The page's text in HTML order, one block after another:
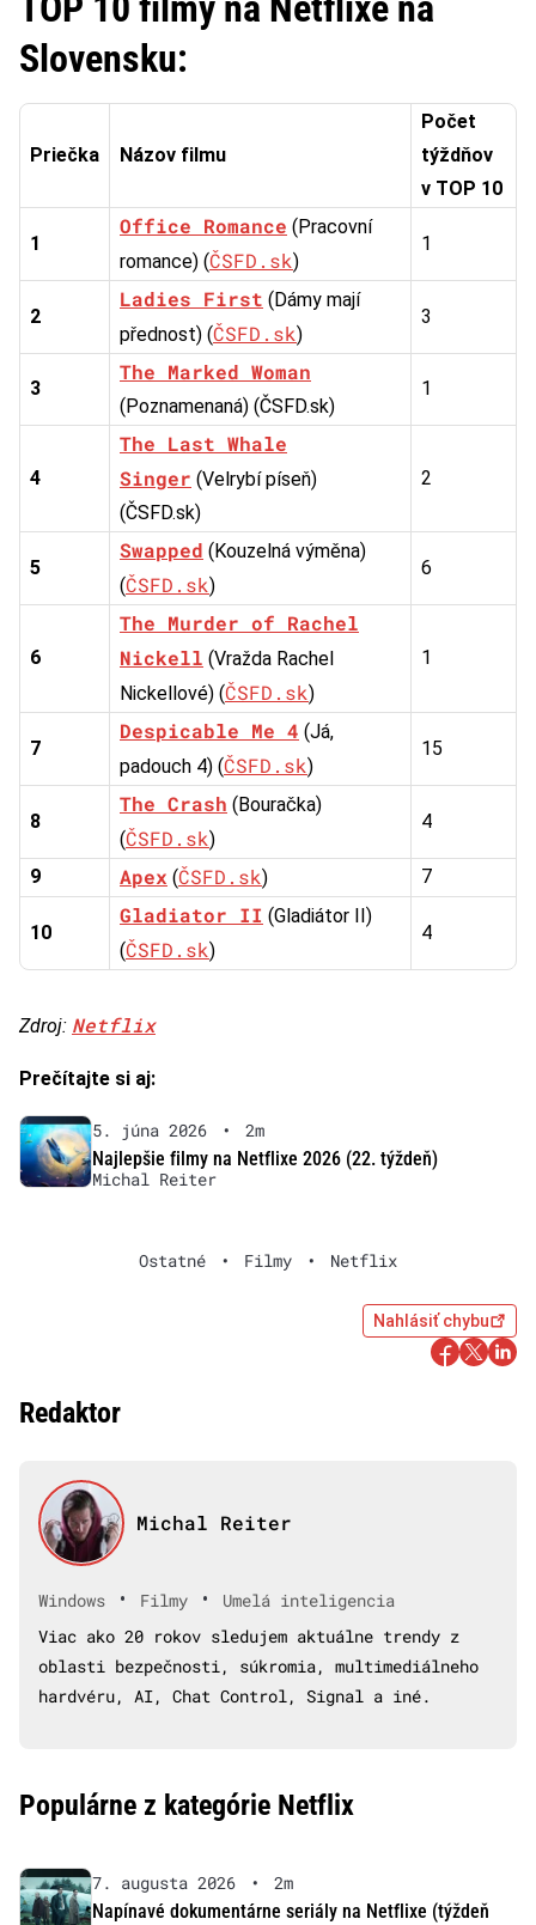
Slovensku:
Priečka Názov filmu
Počet
týždňov
v TOP 10
1
Office Romance (Pracovní
romance) (ČSFD.sk)
1
2
Ladies First (Dámy mají
přednost) (ČSFD.sk)
3
3
The Marked Woman
(Poznamenaná) (ČSFD.sk)
1
4
The Last Whale
Singer (Velrybí píseň)
(ČSFD.sk)
2
5
Swapped (Kouzelná výměna)
(ČSFD.sk)
6
6
The Murder of Rachel
Nickell (Vražda Rachel
Nickellové) (ČSFD.sk)
1
7
Despicable Me 4 (Já,
padouch 4) (ČSFD.sk)
15
8
The Crash (Bouračka)
(ČSFD.sk)
4
9 Apex (ČSFD.sk) 7
10
Gladiator II (Gladiátor II)
(ČSFD.sk)
4
Zdroj: Netflix
Prečítajte si aj:
5. júna 2026 •
2m
Najlepšie filmy na Netflixe 2026 (22. týždeň)
Michal Reiter
Ostatné • Filmy • Netflix
Nahlásiť chybu
Redaktor
Michal Reiter
Windows • Filmy •
Umelá inteligencia
Viac ako 20 rokov sledujem aktuálne trendy z
oblasti bezpečnosti, súkromia, multimediálneho
hardvéru, AI, Chat Control, Signal a iné.
Populárne z kategórie Netflix
7. augusta 2026 •
2m
Napínavé dokumentárne seriály na Netflixe (týždeň